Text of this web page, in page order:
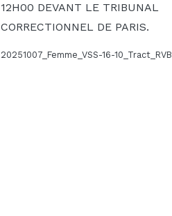
12H00 DEVANT LE TRIBUNAL
CORRECTIONNEL DE PARIS.
20251007_Femme_VSS-16-10_Tract_RVB